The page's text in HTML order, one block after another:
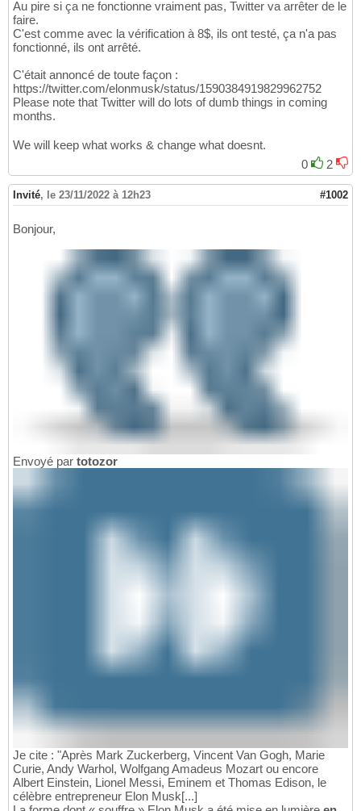
Au pire si ça ne fonctionne vraiment pas, Twitter va arrêter de le
faire.
C'est comme avec la vérification à 8$, ils ont testé, ça n'a pas
fonctionné, ils ont arrêté.
C'était annoncé de toute façon :
https://twitter.com/elonmusk/status/1590384919829962752
Please note that Twitter will do lots of dumb things in coming
months.
We will keep what works & change what doesnt.
0
2
Invité, le 23/11/2022 à 12h23 #1002
Bonjour,
Envoyé par totozor
Je cite : "Après Mark Zuckerberg, Vincent Van Gogh, Marie
Curie, Andy Warhol, Wolfgang Amadeus Mozart ou encore
Albert Einstein, Lionel Messi, Eminem et Thomas Edison, le
célèbre entrepreneur Elon Musk[...]